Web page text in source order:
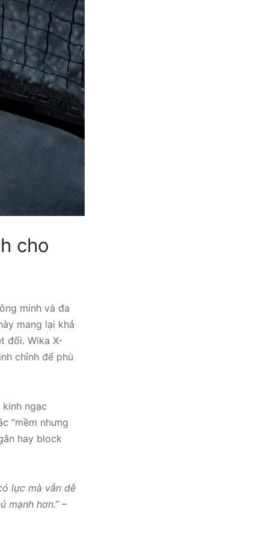
cho
minh và đa
mang lại khả
đối. Wika X-
chỉnh để phù
ngạc
“mềm nhưng
hay block
lực mà vẫn dễ
mạnh hơn.” –